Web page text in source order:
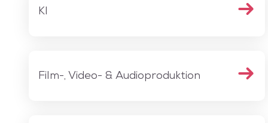
KI
Film-, Video- & Audioproduktion